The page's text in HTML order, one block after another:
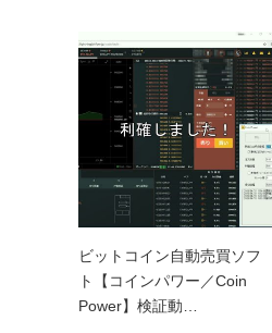
ビットコイン自動売買ソフ
ト【コインパワー／Coin
Power】検証動…